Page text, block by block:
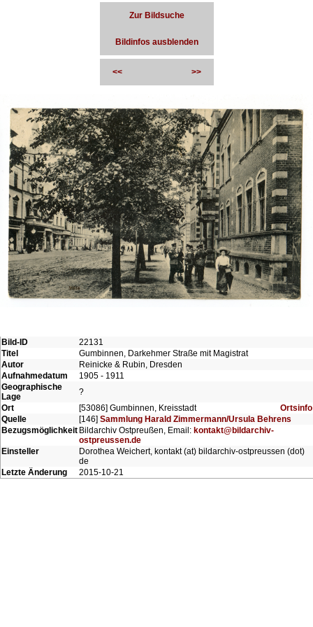
Zur Bildsuche
Bildinfos ausblenden
<< >>
Bild-ID
22131
Titel
Gumbinnen, Darkehmer Straße mit Magistrat
Autor
Reinicke & Rubin, Dresden
Aufnahmedatum
1905 - 1911
Geographische
Lage
?
Ort
[53086] Gumbinnen, Kreisstadt
Ortsinfo
Quelle
[146] Sammlung Harald Zimmermann/Ursula Behrens
Bezugsmöglichkeit Bildarchiv Ostpreußen, Email: kontakt@bildarchiv-
ostpreussen.de
Einsteller
Dorothea Weichert, kontakt (at) bildarchiv-ostpreussen (dot)
de
Letzte Änderung
2015-10-21